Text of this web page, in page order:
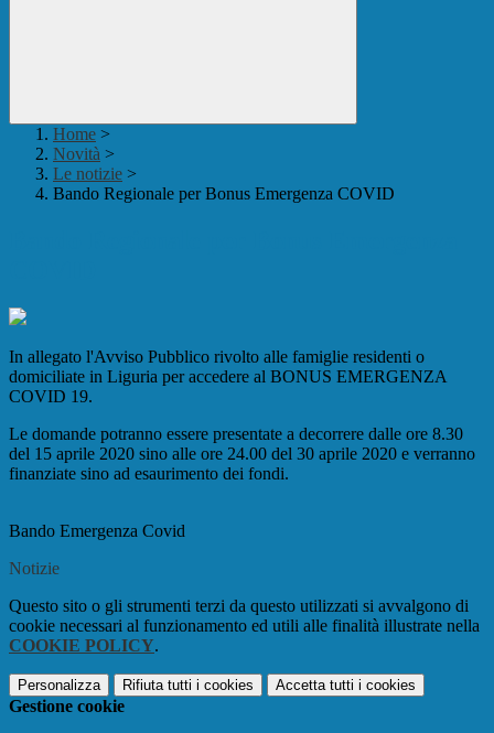
Home >
Novità >
Le notizie >
Bando Regionale per Bonus Emergenza COVID
In allegato l'Avviso Pubblico rivolto alle famiglie residenti o
domiciliate in Liguria per accedere al BONUS EMERGENZA
COVID 19.
Le domande potranno essere presentate a decorrere dalle ore 8.30
del 15 aprile 2020 sino alle ore 24.00 del 30 aprile 2020 e verranno
finanziate sino ad esaurimento dei fondi.
Bando Emergenza Covid
Notizie
Questo sito o gli strumenti terzi da questo utilizzati si avvalgono di
cookie necessari al funzionamento ed utili alle finalità illustrate nella
COOKIE POLICY.
Personalizza Rifiuta tutti i cookies Accetta tutti i cookies
Gestione cookie